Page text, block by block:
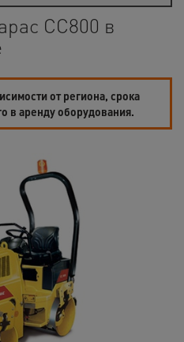
CС800 в
от региона, срока
в аренду оборудования.